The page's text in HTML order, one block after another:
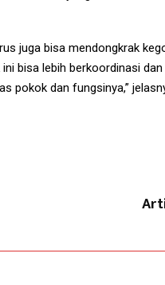
juga bisa mendongkrak
bisa lebih berkoordinasi
pokok dan fungsinya,”